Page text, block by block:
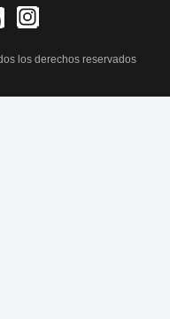
los derechos reservados